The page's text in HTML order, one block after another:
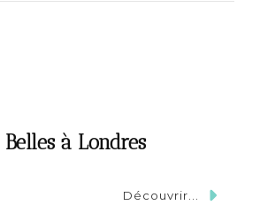
Belles à Londres
Découvrir...